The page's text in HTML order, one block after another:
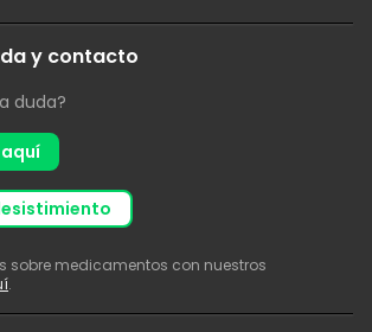
y contacto
duda?
sobre medicamentos con nuestros
.